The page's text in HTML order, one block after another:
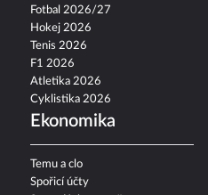
Fotbal 2026/27
Hokej 2026
Tenis 2026
F1 2026
Atletika 2026
Cyklistika 2026
Ekonomika
Temu a clo
Spořicí účty